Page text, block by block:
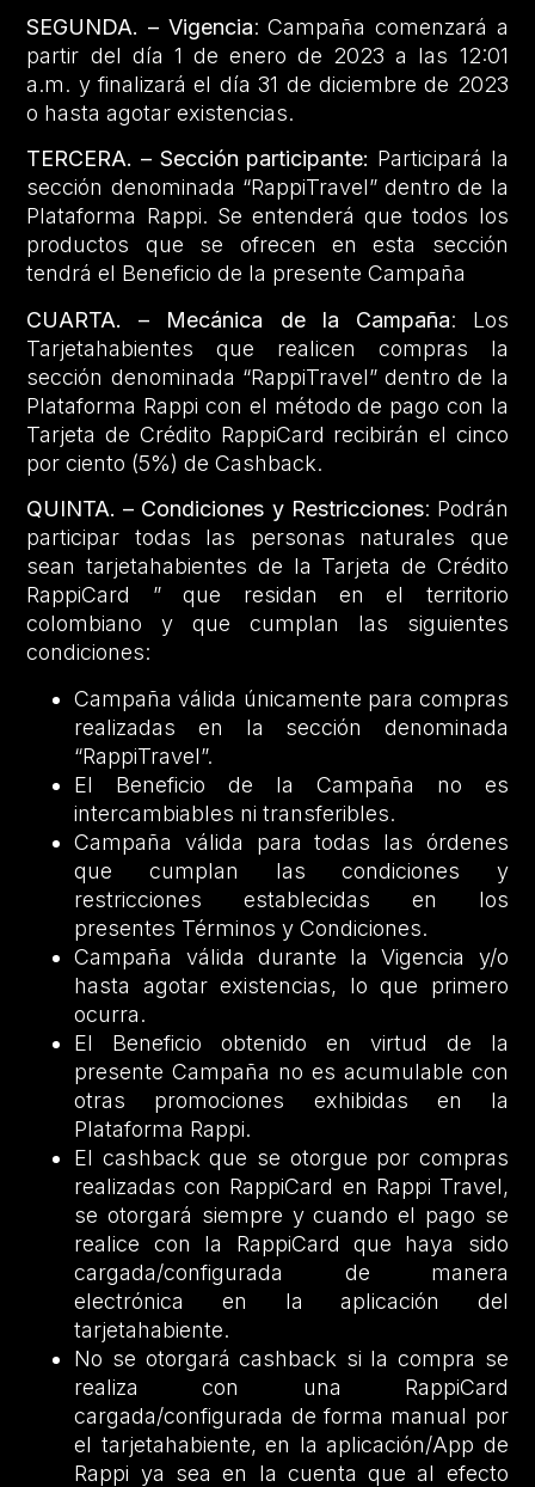
SEGUNDA. – Vigencia: Campaña comenzará a
partir del día 1 de enero de 2023 a las 12:01
a.m. y finalizará el día 31 de diciembre de 2023
o hasta agotar existencias.
TERCERA. – Sección participante: Participará la
sección denominada “RappiTravel” dentro de la
Plataforma Rappi. Se entenderá que todos los
productos que se ofrecen en esta sección
tendrá el Beneficio de la presente Campaña
CUARTA. – Mecánica de la Campaña: Los
Tarjetahabientes que realicen compras la
sección denominada “RappiTravel” dentro de la
Plataforma Rappi con el método de pago con la
Tarjeta de Crédito RappiCard recibirán el cinco
por ciento (5%) de Cashback.
QUINTA. – Condiciones y Restricciones: Podrán
participar todas las personas naturales que
sean tarjetahabientes de la Tarjeta de Crédito
RappiCard ” que residan en el territorio
colombiano y que cumplan las siguientes
condiciones:
Campaña válida únicamente para compras
realizadas en la sección denominada
“RappiTravel”.
El Beneficio de la Campaña no es
intercambiables ni transferibles.
Campaña válida para todas las órdenes
que cumplan las condiciones y
restricciones establecidas en los
presentes Términos y Condiciones.
Campaña válida durante la Vigencia y/o
hasta agotar existencias, lo que primero
ocurra.
El Beneficio obtenido en virtud de la
presente Campaña no es acumulable con
otras promociones exhibidas en la
Plataforma Rappi.
El cashback que se otorgue por compras
realizadas con RappiCard en Rappi Travel,
se otorgará siempre y cuando el pago se
realice con la RappiCard que haya sido
cargada/configurada de manera
electrónica en la aplicación del
tarjetahabiente.
No se otorgará cashback si la compra se
realiza con una RappiCard
cargada/configurada de forma manual por
el tarjetahabiente, en la aplicación/App de
Rappi ya sea en la cuenta que al efecto